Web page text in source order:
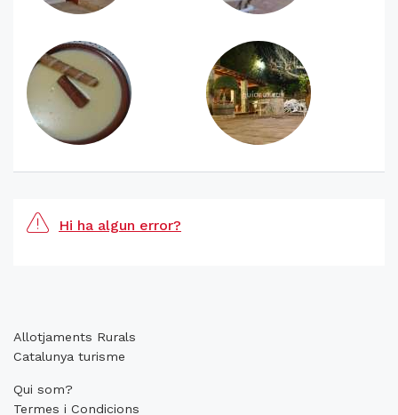
Hi ha algun error?
Allotjaments Rurals
Catalunya turisme
Qui som?
Termes i Condicions